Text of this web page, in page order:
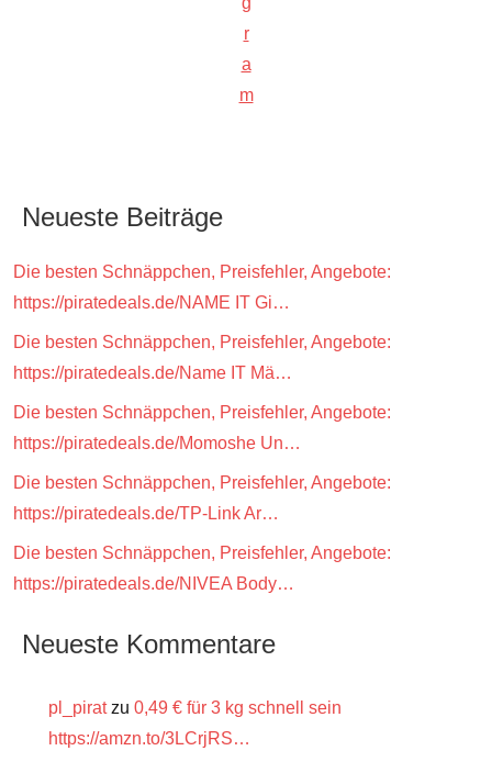
r
a
m
Neueste Beiträge
Die besten Schnäppchen, Preisfehler, Angebote:
https://piratedeals.de/NAME IT Gi…
Die besten Schnäppchen, Preisfehler, Angebote:
https://piratedeals.de/Name IT Mä…
Die besten Schnäppchen, Preisfehler, Angebote:
https://piratedeals.de/Momoshe Un…
Die besten Schnäppchen, Preisfehler, Angebote:
https://piratedeals.de/TP-Link Ar…
Die besten Schnäppchen, Preisfehler, Angebote:
https://piratedeals.de/NIVEA Body…
Neueste Kommentare
pl_piratzu 0,49 € für 3 kg schnell sein
https://amzn.to/3LCrjRS…